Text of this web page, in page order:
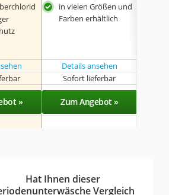
in vielen Größen und
Farben erhältlich
Details ansehen
Sofort lieferbar
» Zum Angebot »
Hat Ihnen dieser
Vergleich